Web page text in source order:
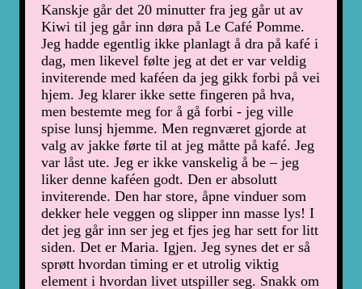
Kanskje går det 20 minutter fra jeg går ut av
Kiwi til jeg går inn døra på Le Café Pomme.
Jeg hadde egentlig ikke planlagt å dra på kafé i
dag, men likevel følte jeg at det er var veldig
inviterende med kaféen da jeg gikk forbi på vei
hjem. Jeg klarer ikke sette fingeren på hva,
men bestemte meg for å gå forbi - jeg ville
spise lunsj hjemme. Men regnværet gjorde at
valg av jakke førte til at jeg måtte på kafé. Jeg
var låst ute. Jeg er ikke vanskelig å be – jeg
liker denne kaféen godt. Den er absolutt
inviterende. Den har store, åpne vinduer som
dekker hele veggen og slipper inn masse lys! I
det jeg går inn ser jeg et fjes jeg har sett for litt
siden. Det er Maria. Igjen. Jeg synes det er så
sprøtt hvordan timing er et utrolig viktig
element i hvordan livet utspiller seg. Snakk om